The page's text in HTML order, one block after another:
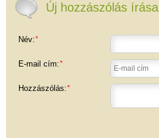
Új hozzászólás írása
Név:*
E-mail cím:*
Hozzászólás:*